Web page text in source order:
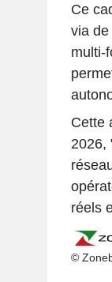
Ce
via
multi-
Cette
2026,
réels
©